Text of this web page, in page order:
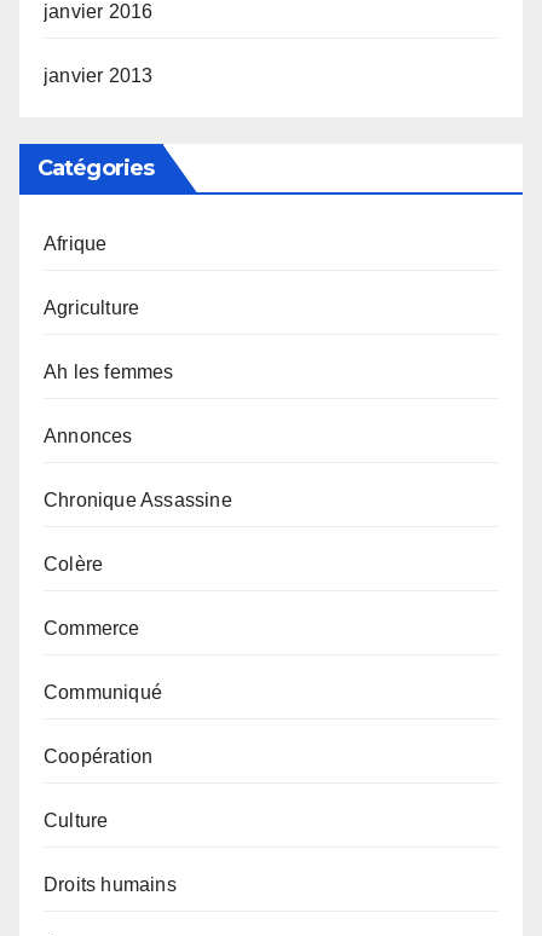
janvier 2016
janvier 2013
Catégories
Afrique
Agriculture
Ah les femmes
Annonces
Chronique Assassine
Colère
Commerce
Communiqué
Coopération
Culture
Droits humains